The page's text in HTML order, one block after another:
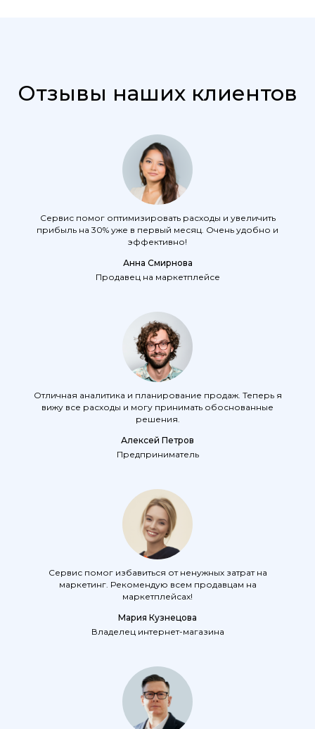
Отзывы наших клиентов
Сервис помог оптимизировать расходы и увеличить
прибыль на 30% уже в первый месяц. Очень удобно и
эффективно!
Анна Смирнова
Продавец на маркетплейсе
Отличная аналитика и планирование продаж. Теперь я
вижу все расходы и могу принимать обоснованные
решения.
Алексей Петров
Предприниматель
Сервис помог избавиться от ненужных затрат на
маркетинг. Рекомендую всем продавцам на
маркетплейсах!
Мария Кузнецова
Владелец интернет-магазина